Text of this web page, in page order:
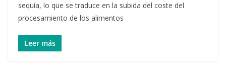
sequía, lo que se traduce en la subida del coste del
procesamiento de los alimentos
Leer más